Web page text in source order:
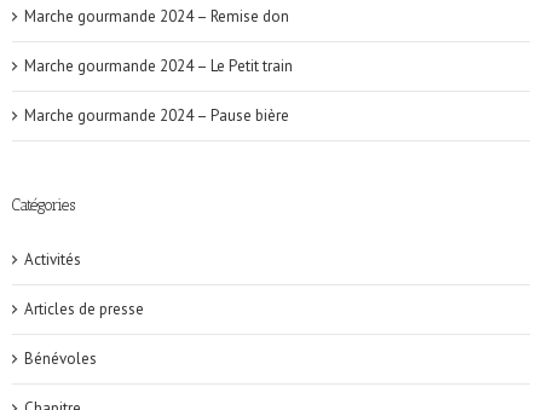
Marche gourmande 2024 – Remise don
Marche gourmande 2024 – Le Petit train
Marche gourmande 2024 – Pause bière
Catégories
Activités
Articles de presse
Bénévoles